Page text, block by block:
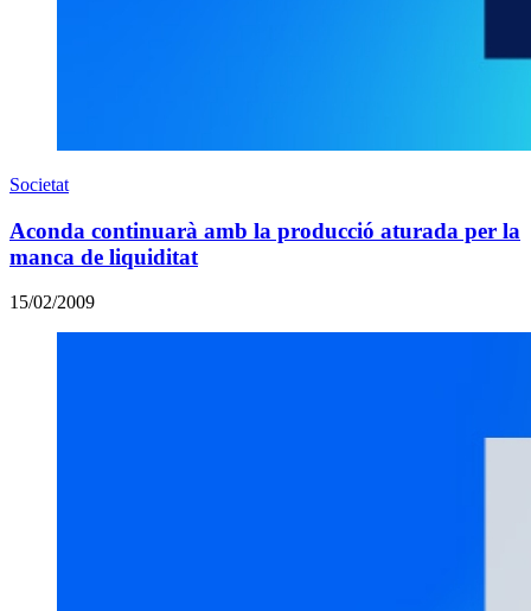
Societat
Aconda continuarà amb la producció aturada per la
manca de liquiditat
15/02/2009